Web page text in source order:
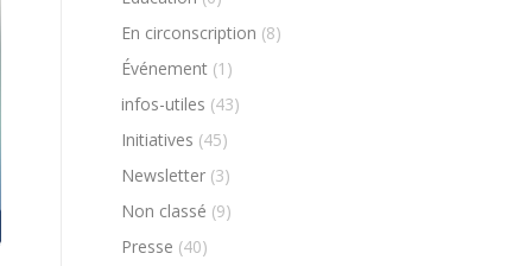
En circonscription (8)
Événement (1)
infos-utiles (43)
Initiatives (45)
Newsletter (3)
Non classé (9)
Presse (40)